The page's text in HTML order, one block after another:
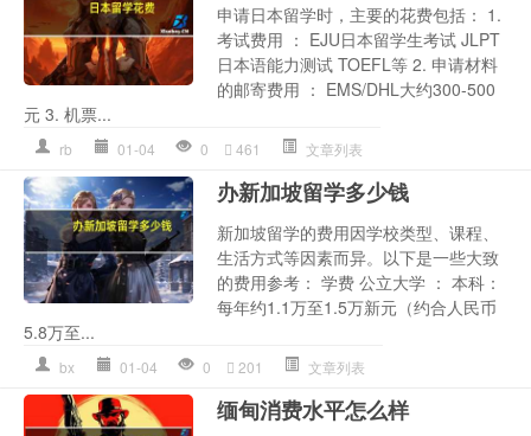
申请日本留学时，主要的花费包括： 1.
考试费用 ： EJU日本留学生考试 JLPT
日本语能力测试 TOEFL等 2. 申请材料
的邮寄费用 ： EMS/DHL大约300-500
元 3. 机票...
rb 01-04 0 461 文章列表
办新加坡留学多少钱
新加坡留学的费用因学校类型、课程、
生活方式等因素而异。以下是一些大致
的费用参考： 学费 公立大学 ： 本科：
每年约1.1万至1.5万新元（约合人民币
5.8万至...
bx 01-04 0 201 文章列表
缅甸消费水平怎么样